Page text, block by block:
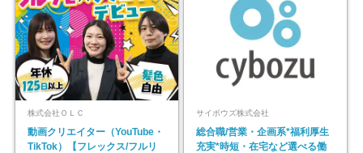
株式会社ＯＬＣ
動画クリエイター（YouTube・
TikTok）【フレックス/フルリ
サイボウズ株式会社
総合職/営業・企画系*福利厚生
充実*時短・在宅など選べる働